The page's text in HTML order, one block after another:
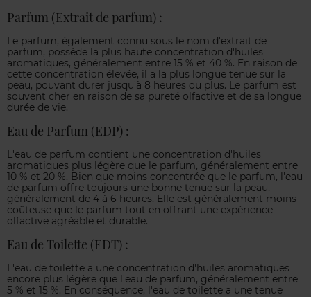
Parfum (Extrait de parfum) :
Le parfum, également connu sous le nom d'extrait de
parfum, possède la plus haute concentration d'huiles
aromatiques, généralement entre 15 % et 40 %. En raison de
cette concentration élevée, il a la plus longue tenue sur la
peau, pouvant durer jusqu'à 8 heures ou plus. Le parfum est
souvent cher en raison de sa pureté olfactive et de sa longue
durée de vie.
Eau de Parfum (EDP) :
L'eau de parfum contient une concentration d'huiles
aromatiques plus légère que le parfum, généralement entre
10 % et 20 %. Bien que moins concentrée que le parfum, l'eau
de parfum offre toujours une bonne tenue sur la peau,
généralement de 4 à 6 heures. Elle est généralement moins
coûteuse que le parfum tout en offrant une expérience
olfactive agréable et durable.
Eau de Toilette (EDT) :
L'eau de toilette a une concentration d'huiles aromatiques
encore plus légère que l'eau de parfum, généralement entre
5 % et 15 %. En conséquence, l'eau de toilette a une tenue